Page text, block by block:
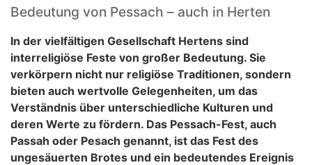
Bedeutung von Pessach – auch in Herten
In der vielfältigen Gesellschaft Hertens sind
interreligiöse Feste von großer Bedeutung. Sie
verkörpern nicht nur religiöse Traditionen, sondern
bieten auch wertvolle Gelegenheiten, um das
Verständnis über unterschiedliche Kulturen und
deren Werte zu fördern. Das Pessach-Fest, auch
Passah oder Pesach genannt, ist das Fest des
ungesäuerten Brotes und ein bedeutendes Ereignis